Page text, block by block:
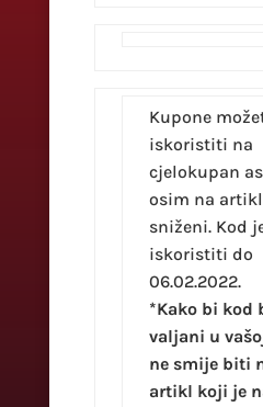
Kupone
iskoristiti na
cjelokupan
osim na
sniženi. Kod
iskoristiti do
06.02.2022.
*Kako bi kod
valjani u
ne smije biti
artikl koji je